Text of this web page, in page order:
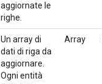
aggiornate le
righe.
Un array di
dati di riga da
aggiornare.
Ogni entità
Array